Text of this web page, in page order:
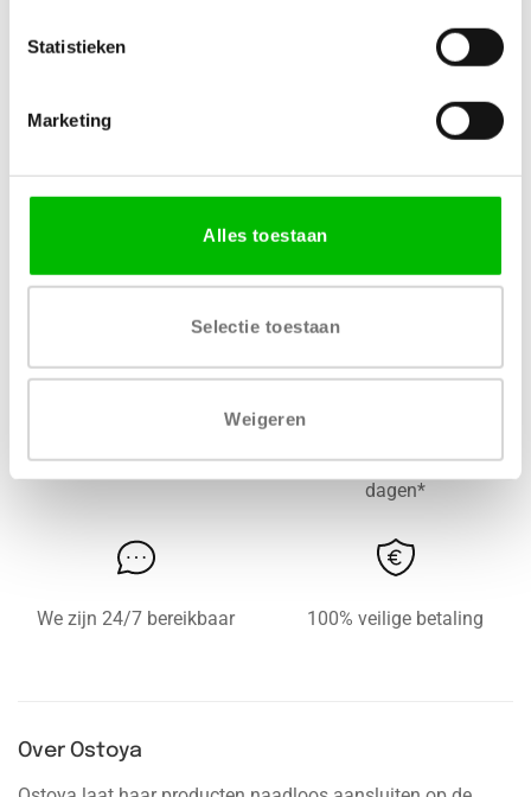
Statistieken
Marketing
Alles toestaan
Selectie toestaan
Weigeren
MATERIAAL VERKRIJGBARE DIKTE
Gratis levering vanaf € 750,-
Gratis retour binnen 14
dagen*
We zijn 24/7 bereikbaar 100% veilige betaling
Over Ostoya